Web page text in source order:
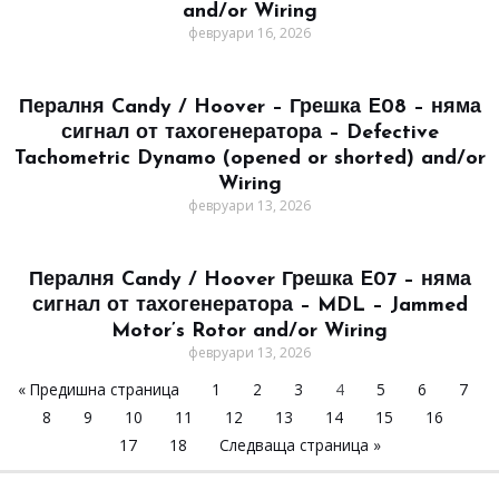
and/or Wiring
февруари 16, 2026
Пералня Candy / Hoover – Грешка E08 – няма
сигнал от тахогенератора – Defective
Tachometric Dynamo (opened or shorted) and/or
Wiring
февруари 13, 2026
Пералня Candy / Hoover Грешка E07 – няма
сигнал от тахогенератора – MDL – Jammed
Motor’s Rotor and/or Wiring
февруари 13, 2026
« Предишна страница 1 2 3 4 5 6 7
8 9 10 11 12 13 14 15 16
17 18 Следваща страница »